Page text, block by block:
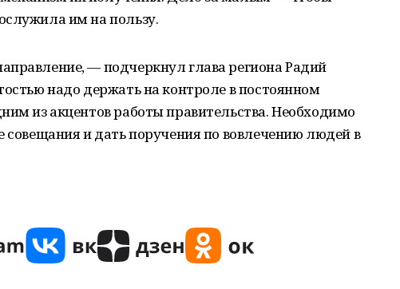
им на пользу.
— подчеркнул глава региона Радий
надо держать на контроле в постоянном
из акцентов работы правительства. Необходимо
совещания и дать поручения по вовлечению людей в